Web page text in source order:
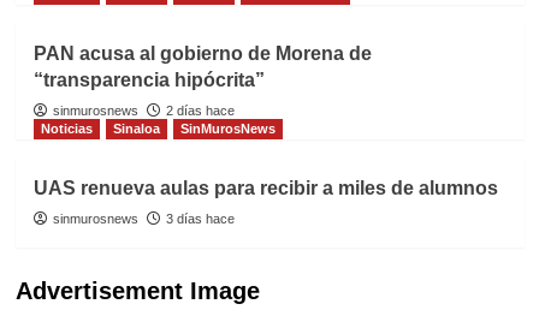
PAN acusa al gobierno de Morena de
“transparencia hipócrita”
sinmurosnews
2 días hace
Noticias
Sinaloa SinMurosNews
UAS renueva aulas para recibir a miles de alumnos
sinmurosnews 3 días hace
Advertisement Image